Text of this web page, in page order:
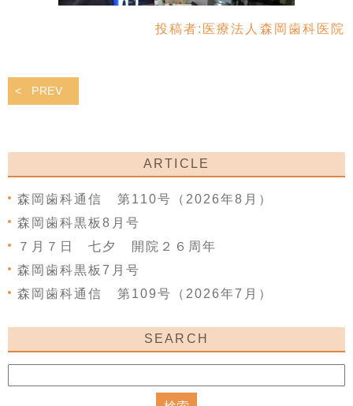
投稿者: 医療法人森岡歯科医院
PREV
ARTICLE
森岡歯科通信 第110号（2026年8月）
森岡歯科黒板8月号
７月７日 七夕 開院２６周年
森岡歯科黒板7月号
森岡歯科通信 第109号（2026年7月）
SEARCH